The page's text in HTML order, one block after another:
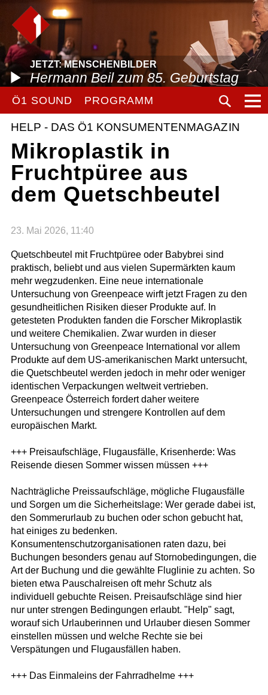
JETZT: MENSCHENBILDER
Hermann Beil zum 85. Geburtstag
Ö1 SOUND PROGRAMM
HELP - DAS Ö1 KONSUMENTENMAGAZIN
Mikroplastik in
Fruchtpüree aus
dem Quetschbeutel
23. Mai 2026, 11:40
Quetschbeutel mit Fruchtpüree oder Babybrei sind
praktisch, beliebt und aus vielen Supermärkten kaum
mehr wegzudenken. Eine neue internationale
Untersuchung von Greenpeace wirft jetzt Fragen zu den
gesundheitlichen Risiken dieser Produkte auf. In
getesteten Produkten fanden die Forscher Mikroplastik
und weitere Chemikalien. Zwar wurden in dieser
Untersuchung von Greenpeace International vor allem
Produkte auf dem US-amerikanischen Markt untersucht,
die Quetschbeutel werden jedoch in mehr oder weniger
identischen Verpackungen weltweit vertrieben.
Greenpeace Österreich fordert daher weitere
Untersuchungen und strengere Kontrollen auf dem
europäischen Markt.
+++ Preisaufschläge, Flugausfälle, Krisenherde: Was
Reisende diesen Sommer wissen müssen +++
Nachträgliche Preissaufschläge, mögliche Flugausfälle
und Sorgen um die Sicherheitslage: Wer gerade dabei ist,
den Sommerurlaub zu buchen oder schon gebucht hat,
hat einiges zu bedenken.
Konsumentenschutzorganisationen raten dazu, bei
Buchungen besonders genau auf Stornobedingungen, die
Art der Buchung und die gewählte Fluglinie zu achten. So
bieten etwa Pauschalreisen oft mehr Schutz als
individuell gebuchte Reisen. Preisaufschläge sind hier
nur unter strengen Bedingungen erlaubt. "Help" sagt,
worauf sich Urlauberinnen und Urlauber diesen Sommer
einstellen müssen und welche Rechte sie bei
Verspätungen und Flugausfällen haben.
+++ Das Einmaleins der Fahrradhelme +++